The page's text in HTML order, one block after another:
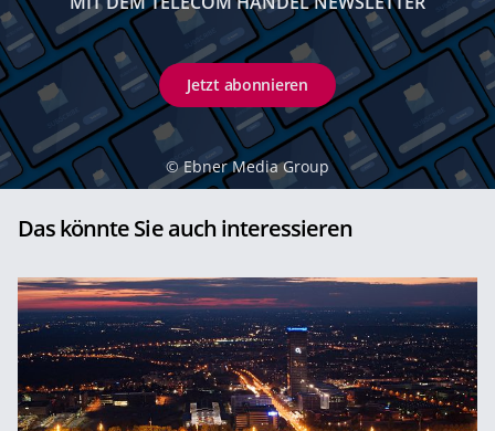
Jetzt abonnieren
© Ebner Media Group
Das könnte Sie auch interessieren